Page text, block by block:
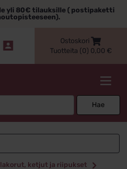
yli 80€ tilauksille ( postipaketti
Ostoskori
Tuotteita (0) 0,00 €
Hae
ketjut ja riipukset